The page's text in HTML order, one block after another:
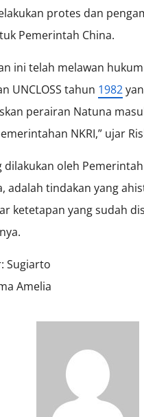
protes dan
Pemerintah China.
ini telah melawan
UNCLOSS tahun 1982
perairan Natuna
NKRI,” ujar
dilakukan oleh
adalah tindakan yang
ketetapan yang sudah
Sugiarto
Amelia